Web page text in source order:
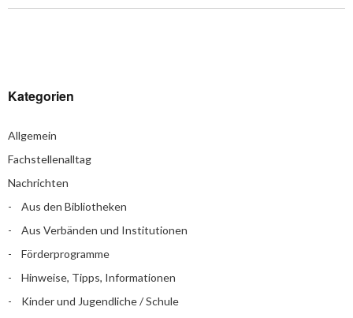
Kategorien
Allgemein
Fachstellenalltag
Nachrichten
Aus den Bibliotheken
Aus Verbänden und Institutionen
Förderprogramme
Hinweise, Tipps, Informationen
Kinder und Jugendliche / Schule